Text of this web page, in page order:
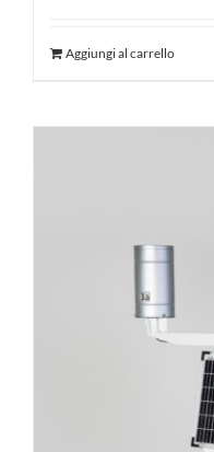
Aggiungi al carrello